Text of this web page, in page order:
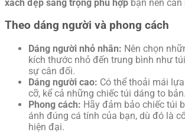
xách đẹp sang trọng phù hợp bạn nên
Theo dáng người và phong cách
Dáng người nhỏ nhắn: Nên chọn
kích thước nhỏ đến trung bình như
sự cân đối.
Dáng người cao: Có thể thoải mái
cỡ, kể cả những chiếc túi dáng to bản.
Phong cách: Hãy đảm bảo chiếc túi
ánh đúng cá tính của bạn, dù đó là
hiện đại.